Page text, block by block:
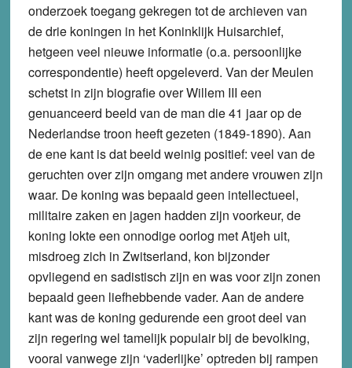
onderzoek toegang gekregen tot de archieven van
de drie koningen in het Koninklijk Huisarchief,
hetgeen veel nieuwe informatie (o.a. persoonlijke
correspondentie) heeft opgeleverd. Van der Meulen
schetst in zijn biografie over Willem III een
genuanceerd beeld van de man die 41 jaar op de
Nederlandse troon heeft gezeten (1849-1890). Aan
de ene kant is dat beeld weinig positief: veel van de
geruchten over zijn omgang met andere vrouwen zijn
waar. De koning was bepaald geen intellectueel,
militaire zaken en jagen hadden zijn voorkeur, de
koning lokte een onnodige oorlog met Atjeh uit,
misdroeg zich in Zwitserland, kon bijzonder
opvliegend en sadistisch zijn en was voor zijn zonen
bepaald geen liefhebbende vader. Aan de andere
kant was de koning gedurende een groot deel van
zijn regering wel tamelijk populair bij de bevolking,
vooral vanwege zijn ‘vaderlijke’ optreden bij rampen